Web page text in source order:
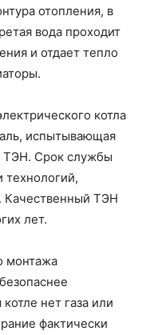
отопления, в
вода проходит
и отдает тепло
котла
испытывающая
ТЭН. Срок службы
технологий,
Качественный ТЭН
лет.
монтажа
нет газа или
фактически